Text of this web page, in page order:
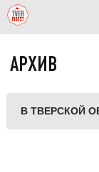
АРХИВ
В ТВЕРСКОЙ